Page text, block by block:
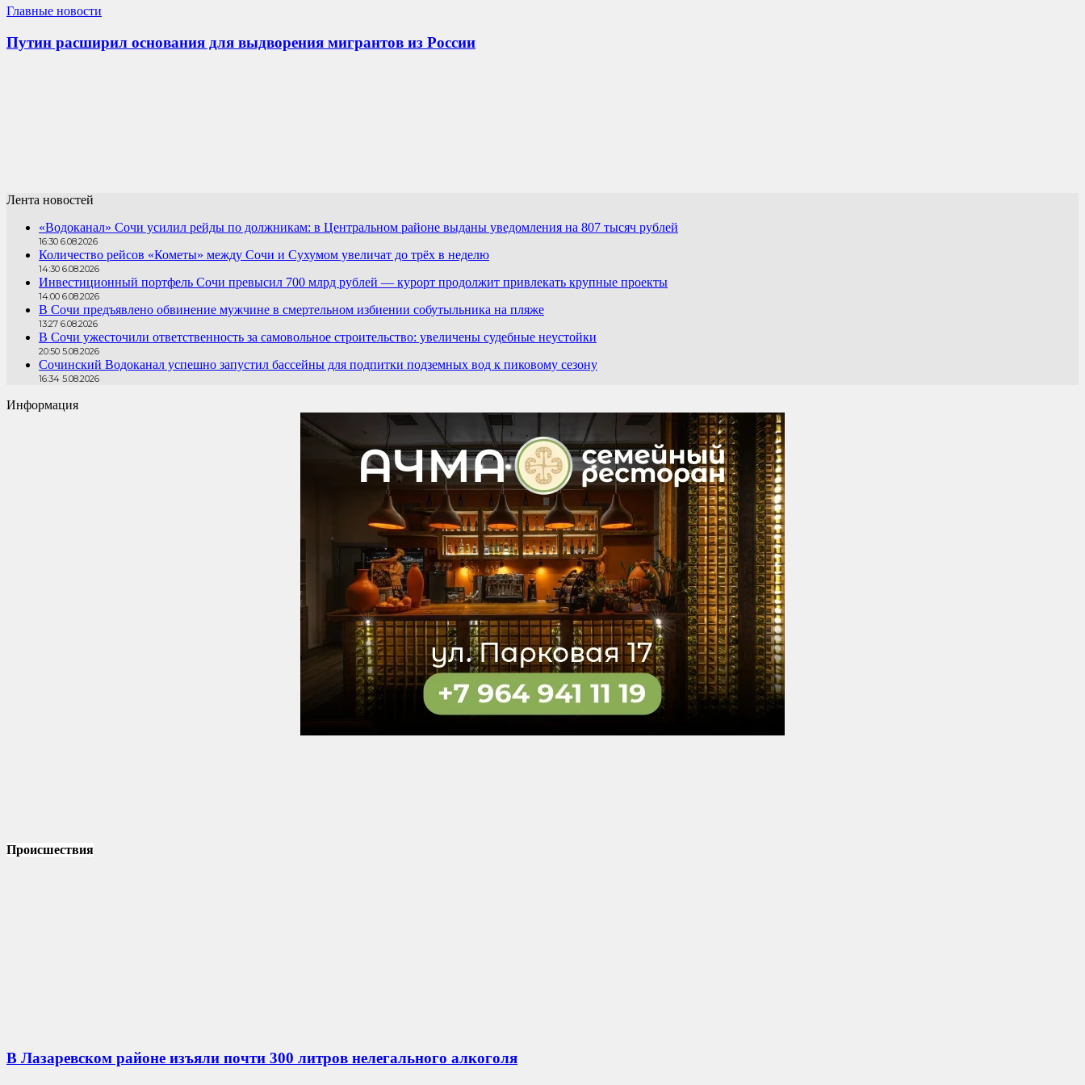
Главные новости
Путин расширил основания для выдворения мигрантов из России
Лента новостей
«Водоканал» Сочи усилил рейды по должникам: в Центральном районе выданы уведомления на 807 тысяч рублей
16:30 6.08.2026
Количество рейсов «Кометы» между Сочи и Сухумом увеличат до трёх в неделю
14:30 6.08.2026
Инвестиционный портфель Сочи превысил 700 млрд рублей — курорт продолжит привлекать крупные проекты
14:00 6.08.2026
В Сочи предъявлено обвинение мужчине в смертельном избиении собутыльника на пляже
13:27 6.08.2026
В Сочи ужесточили ответственность за самовольное строительство: увеличены судебные неустойки
20:50 5.08.2026
Сочинский Водоканал успешно запустил бассейны для подпитки подземных вод к пиковому сезону
16:34 5.08.2026
Информация
Происшествия
В Лазаревском районе изъяли почти 300 литров нелегального алкоголя